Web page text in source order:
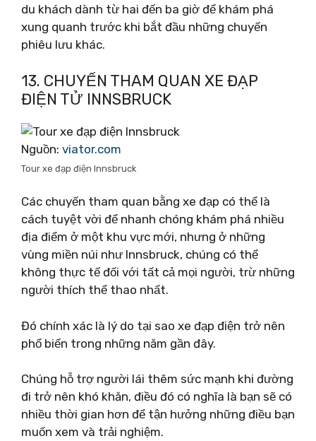
du khách dành từ hai đến ba giờ để khám phá
xung quanh trước khi bắt đầu những chuyến
phiêu lưu khác.
13. CHUYẾN THAM QUAN XE ĐẠP
ĐIỆN TỬ INNSBRUCK
Nguồn: viator.com
Tour xe đạp điện Innsbruck
Các chuyến tham quan bằng xe đạp có thể là
cách tuyệt vời để nhanh chóng khám phá nhiều
địa điểm ở một khu vực mới, nhưng ở những
vùng miền núi như Innsbruck, chúng có thể
không thực tế đối với tất cả mọi người, trừ những
người thích thể thao nhất.
Đó chính xác là lý do tại sao xe đạp điện trở nên
phổ biến trong những năm gần đây.
Chúng hỗ trợ người lái thêm sức mạnh khi đường
đi trở nên khó khăn, điều đó có nghĩa là bạn sẽ có
nhiều thời gian hơn để tận hưởng những điều bạn
muốn xem và trải nghiệm.